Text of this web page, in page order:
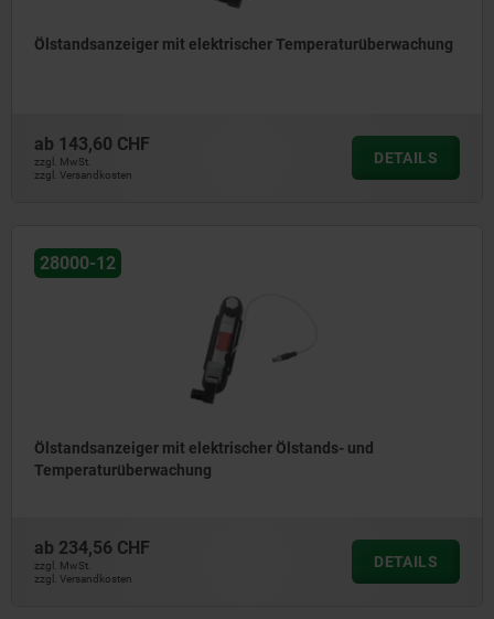
Ölstandsanzeiger mit elektrischer Temperaturüberwachung
ab 143,60 CHF
zzgl. MwSt.
zzgl. Versandkosten
DETAILS
28000-12
Ölstandsanzeiger mit elektrischer Ölstands- und
Temperaturüberwachung
ab 234,56 CHF
zzgl. MwSt.
zzgl. Versandkosten
DETAILS